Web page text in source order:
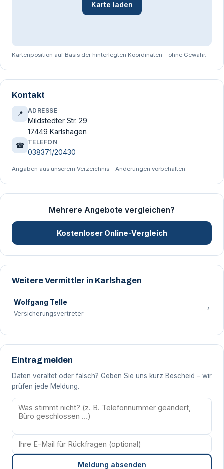
Karte laden
Kartenposition auf Basis der hinterlegten Koordinaten – ohne Gewähr.
Weitere Vermittler in Karlshagen
Wolfgang Telle
Versicherungsvertreter
›
Eintrag melden
Daten veraltet oder falsch? Geben Sie uns kurz Bescheid – wir
prüfen jede Meldung.
Meldung absenden
Kontakt
📍 ADRESSE
Mildstedter Str. 29
17449 Karlshagen
☎ TELEFON
038371/20430
Angaben aus unserem Verzeichnis – Änderungen vorbehalten.
Mehrere Angebote vergleichen?
Kostenloser Online-Vergleich